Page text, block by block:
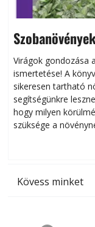
Virágok gondozása
ismertetése! A
sikeresen tart­ha­tó
segítségünkre
hogy milyen
szüksége a
Kövess minket